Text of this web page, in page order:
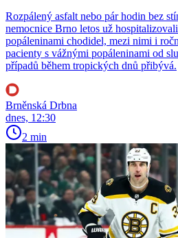
Rozpálený asfalt nebo pár hodin bez
nemocnice Brno letos už
popáleninami chodidel, mezi nimi i
pacienty s vážnými popáleninami od
případů během tropických dnů přibývá.
Brněnská Drbna
dnes, 12:30
2 min